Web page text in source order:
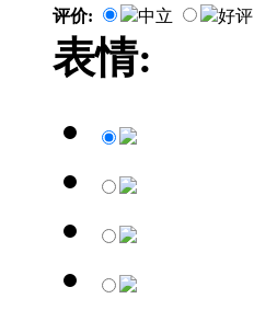
评价: 中立 好评
表情: